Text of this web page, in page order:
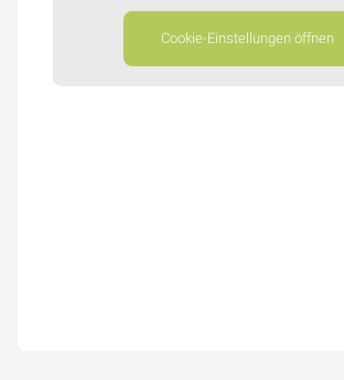
Cookie-Einstellungen öffnen